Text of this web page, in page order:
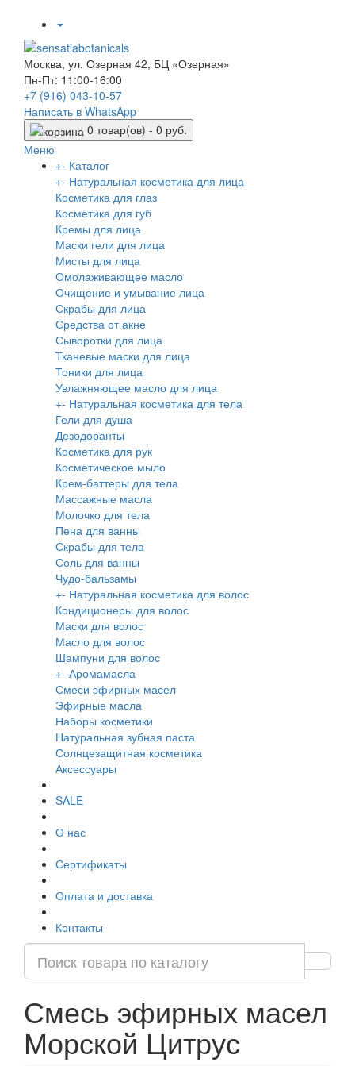
Москва, ул. Озерная 42, БЦ «Озерная»
Пн-Пт: 11:00-16:00
+7 (916) 043-10-57
Написать в WhatsApp
0 товар(ов) - 0 руб.
Меню
+- Каталог
+- Натуральная косметика для лица
Косметика для глаз
Косметика для губ
Кремы для лица
Маски гели для лица
Мисты для лица
Омолаживающее масло
Очищение и умывание лица
Скрабы для лица
Средства от акне
Сыворотки для лица
Тканевые маски для лица
Тоники для лица
Увлажняющее масло для лица
+- Натуральная косметика для тела
Гели для душа
Дезодоранты
Косметика для рук
Косметическое мыло
Крем-баттеры для тела
Массажные масла
Молочко для тела
Пена для ванны
Скрабы для тела
Соль для ванны
Чудо-бальзамы
+- Натуральная косметика для волос
Кондиционеры для волос
Маски для волос
Масло для волос
Шампуни для волос
+- Аромамасла
Смеси эфирных масел
Эфирные масла
Наборы косметики
Натуральная зубная паста
Солнцезащитная косметика
Аксессуары
SALE
О нас
Сертификаты
Оплата и доставка
Контакты
Смесь эфирных масел
Морской Цитрус